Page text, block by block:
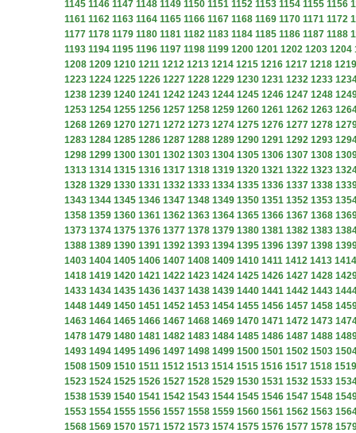
1145 1146 1147 1148 1149 1150 1151 1152 1153 1154 1155 1156
1161 1162 1163 1164 1165 1166 1167 1168 1169 1170 1171 1172
1177 1178 1179 1180 1181 1182 1183 1184 1185 1186 1187 1188
1193 1194 1195 1196 1197 1198 1199 1200 1201 1202 1203 1204
1208 1209 1210 1211 1212 1213 1214 1215 1216 1217 1218 1219
1223 1224 1225 1226 1227 1228 1229 1230 1231 1232 1233
1238 1239 1240 1241 1242 1243 1244 1245 1246 1247 1248
1253 1254 1255 1256 1257 1258 1259 1260 1261 1262 1263
1268 1269 1270 1271 1272 1273 1274 1275 1276 1277 1278
1283 1284 1285 1286 1287 1288 1289 1290 1291 1292 1293
1298 1299 1300 1301 1302 1303 1304 1305 1306 1307 1308
1313 1314 1315 1316 1317 1318 1319 1320 1321 1322 1323
1328 1329 1330 1331 1332 1333 1334 1335 1336 1337 1338
1343 1344 1345 1346 1347 1348 1349 1350 1351 1352 1353
1358 1359 1360 1361 1362 1363 1364 1365 1366 1367 1368
1373 1374 1375 1376 1377 1378 1379 1380 1381 1382 1383
1388 1389 1390 1391 1392 1393 1394 1395 1396 1397 1398
1403 1404 1405 1406 1407 1408 1409 1410 1411 1412 1413 1414
1418 1419 1420 1421 1422 1423 1424 1425 1426 1427 1428
1433 1434 1435 1436 1437 1438 1439 1440 1441 1442 1443
1448 1449 1450 1451 1452 1453 1454 1455 1456 1457 1458
1463 1464 1465 1466 1467 1468 1469 1470 1471 1472 1473
1478 1479 1480 1481 1482 1483 1484 1485 1486 1487 1488
1493 1494 1495 1496 1497 1498 1499 1500 1501 1502 1503
1508 1509 1510 1511 1512 1513 1514 1515 1516 1517 1518 1519
1523 1524 1525 1526 1527 1528 1529 1530 1531 1532 1533
1538 1539 1540 1541 1542 1543 1544 1545 1546 1547 1548
1553 1554 1555 1556 1557 1558 1559 1560 1561 1562 1563
1568 1569 1570 1571 1572 1573 1574 1575 1576 1577 1578